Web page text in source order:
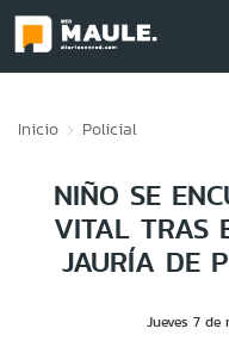
Inicio Policial
NIÑO SE
VITAL TRAS
JAURÍA DE
Jueves 7 de